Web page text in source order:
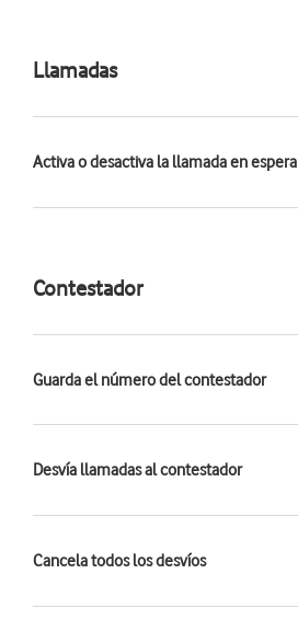
Llamadas
Activa o desactiva la llamada en espera
Contestador
Guarda el número del contestador
Desvía llamadas al contestador
Cancela todos los desvíos